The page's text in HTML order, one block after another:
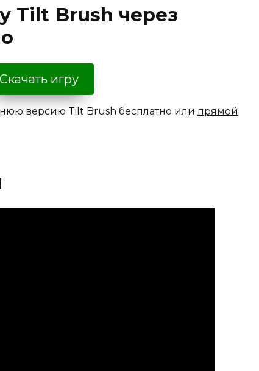
Tilt Brush через
Скачать игру
версию Tilt Brush бесплатно или прямой